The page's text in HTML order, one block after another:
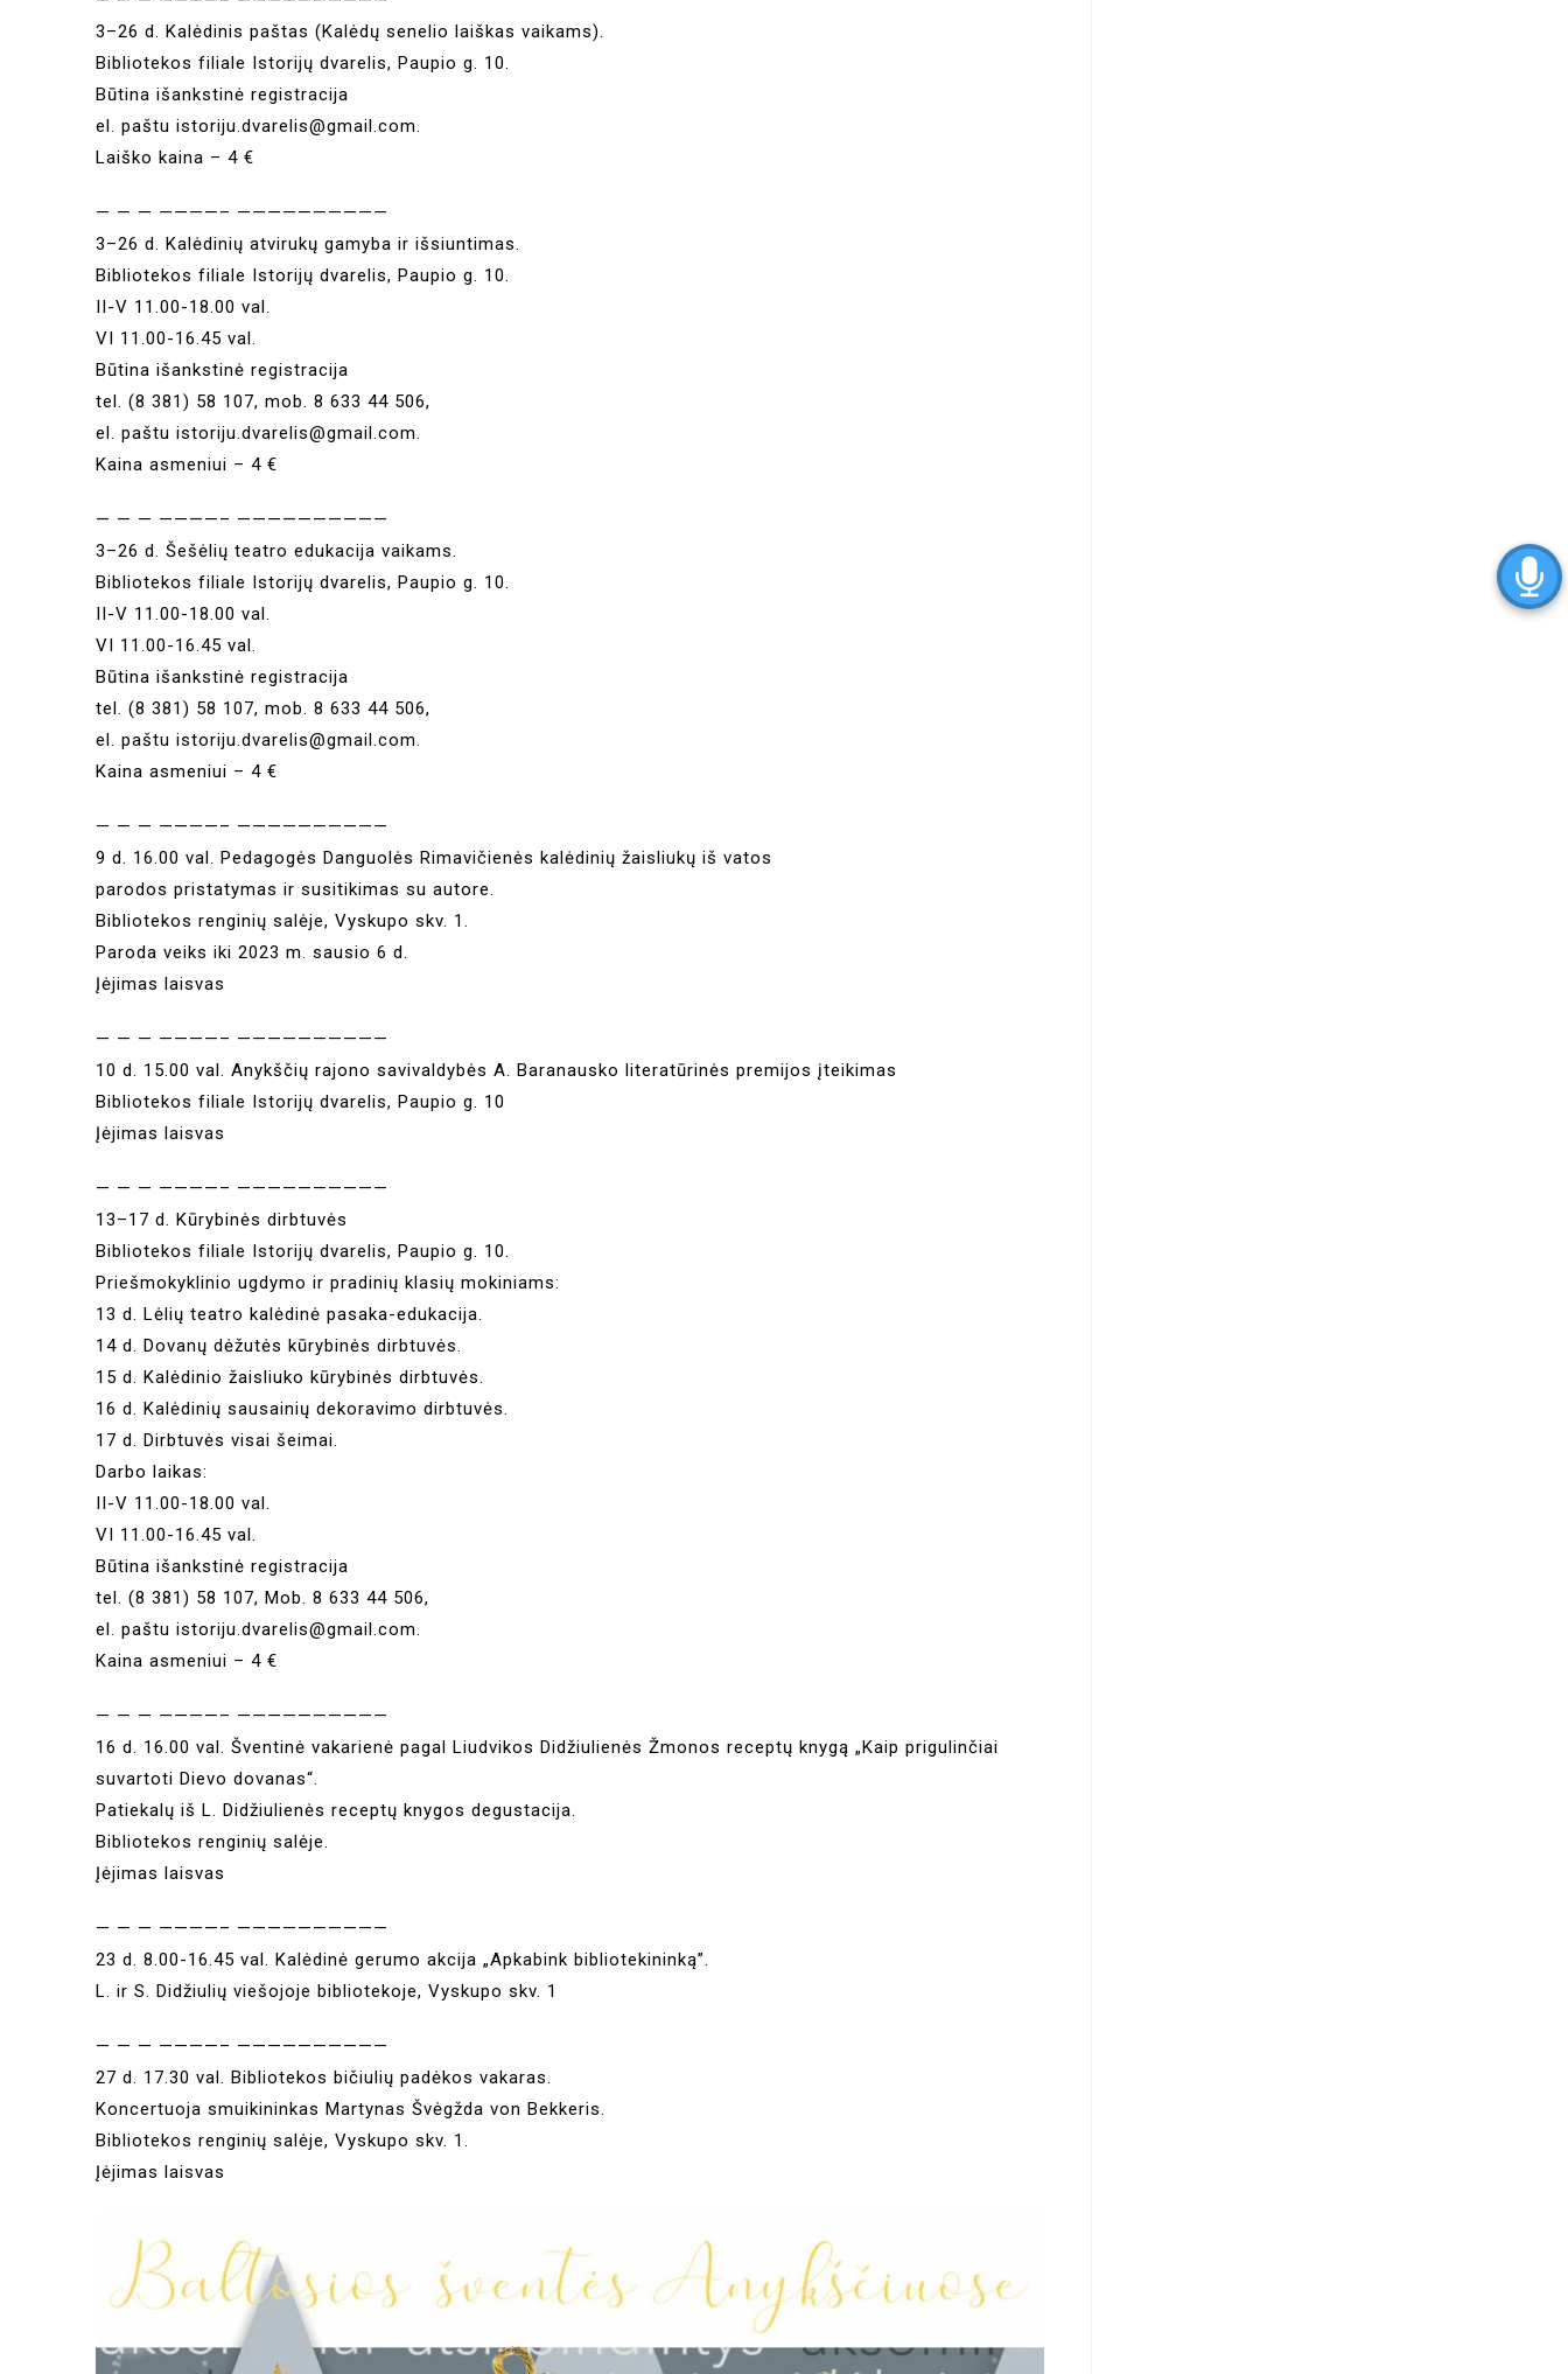
3–26 d. Kalėdinis paštas (Kalėdų senelio laiškas vaikams).
Bibliotekos filiale Istorijų dvarelis, Paupio g. 10.
Būtina išankstinė registracija
el. paštu istoriju.dvarelis@gmail.com.
Laiško kaina – 4 €
— — — ————– ——————————
3–26 d. Kalėdinių atvirukų gamyba ir išsiuntimas.
Bibliotekos filiale Istorijų dvarelis, Paupio g. 10.
II-V 11.00-18.00 val.
VI 11.00-16.45 val.
Būtina išankstinė registracija
tel. (8 381) 58 107, mob. 8 633 44 506,
el. paštu istoriju.dvarelis@gmail.com.
Kaina asmeniui – 4 €
— — — ————– ——————————
3–26 d. Šešėlių teatro edukacija vaikams.
Bibliotekos filiale Istorijų dvarelis, Paupio g. 10.
II-V 11.00-18.00 val.
VI 11.00-16.45 val.
Būtina išankstinė registracija
tel. (8 381) 58 107, mob. 8 633 44 506,
el. paštu istoriju.dvarelis@gmail.com.
Kaina asmeniui – 4 €
— — — ————– ——————————
9 d. 16.00 val. Pedagogės Danguolės Rimavičienės kalėdinių žaisliukų iš vatos
parodos pristatymas ir susitikimas su autore.
Bibliotekos renginių salėje, Vyskupo skv. 1.
Paroda veiks iki 2023 m. sausio 6 d.
Įėjimas laisvas
— — — ————– ——————————
10 d. 15.00 val. Anykščių rajono savivaldybės A. Baranausko literatūrinės premijos įteikimas
Bibliotekos filiale Istorijų dvarelis, Paupio g. 10
Įėjimas laisvas
— — — ————– ——————————
13–17 d. Kūrybinės dirbtuvės
Bibliotekos filiale Istorijų dvarelis, Paupio g. 10.
Priešmokyklinio ugdymo ir pradinių klasių mokiniams:
13 d. Lėlių teatro kalėdinė pasaka-edukacija.
14 d. Dovanų dėžutės kūrybinės dirbtuvės.
15 d. Kalėdinio žaisliuko kūrybinės dirbtuvės.
16 d. Kalėdinių sausainių dekoravimo dirbtuvės.
17 d. Dirbtuvės visai šeimai.
Darbo laikas:
II-V 11.00-18.00 val.
VI 11.00-16.45 val.
Būtina išankstinė registracija
tel. (8 381) 58 107, Mob. 8 633 44 506,
el. paštu istoriju.dvarelis@gmail.com.
Kaina asmeniui – 4 €
— — — ————– ——————————
16 d. 16.00 val. Šventinė vakarienė pagal Liudvikos Didžiulienės Žmonos receptų knygą „Kaip prigulinčiai
suvartoti Dievo dovanas“.
Patiekalų iš L. Didžiulienės receptų knygos degustacija.
Bibliotekos renginių salėje.
Įėjimas laisvas
— — — ————– ——————————
23 d. 8.00-16.45 val. Kalėdinė gerumo akcija „Apkabink bibliotekininką”.
L. ir S. Didžiulių viešojoje bibliotekoje, Vyskupo skv. 1
— — — ————– ——————————
27 d. 17.30 val. Bibliotekos bičiulių padėkos vakaras.
Koncertuoja smuikininkas Martynas Švėgžda von Bekkeris.
Bibliotekos renginių salėje, Vyskupo skv. 1.
Įėjimas laisvas